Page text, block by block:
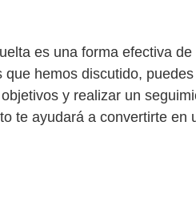
es una forma efectiva
hemos discutido,
y realizar un
te ayudará a convertirte en